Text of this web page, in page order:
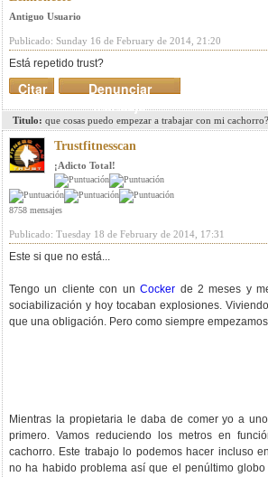
Antiguo Usuario
Publicado: Sunday 16 de February de 2014, 21:20
Está repetido trust?
Denunciar
mensaje
Citar
Titulo: que cosas puedo empezar a trabajar con mi
Trustfitnesscan
¡Adicto Total!
8758 mensajes
Publicado: Tuesday 18 de February de 2014, 17:31
Este si que no está...
Tengo un cliente con unCocker de 2 meses y
sociabilización y hoy tocaban explosiones.
que una obligación. Pero como siempre
Mientras la propietaria le daba de comer yo a
primero. Vamos reduciendo los metros en
cachorro. Este trabajo lo podemos hacer incluso
no ha habido problema así que el penúltimo